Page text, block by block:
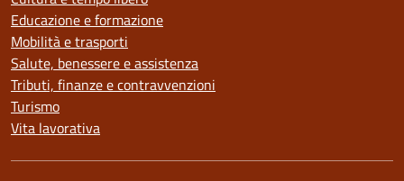
Educazione e formazione
Mobilità e trasporti
Salute, benessere e assistenza
Tributi, finanze e contravvenzioni
Turismo
Vita lavorativa